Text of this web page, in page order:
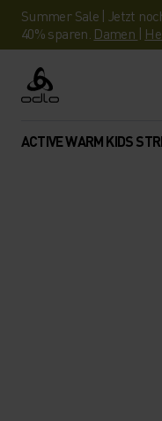
Summer Sale | Jetzt
40% sparen. Damen |
Odlo
ACTIVE WARM KIDS